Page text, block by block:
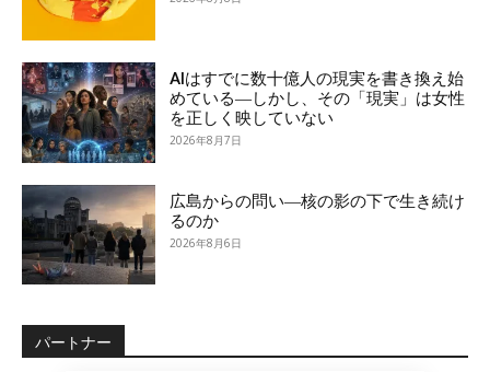
AIはすでに数十億人の現実を書き換え始
めている―しかし、その「現実」は女性
を正しく映していない
2026年8月7日
広島からの問い―核の影の下で生き続け
るのか
2026年8月6日
パートナー